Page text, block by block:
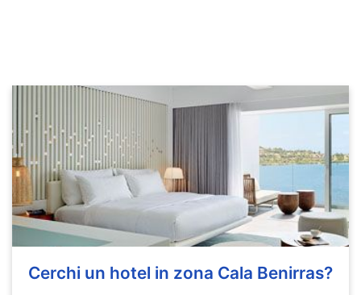
Cerchi un hotel in zona Cala Benirras?